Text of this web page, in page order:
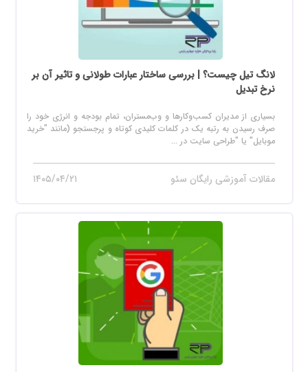
لانگ تیل چیست؟ | بررسی ساختار عبارات طولانی و تاثیر آن بر
نرخ تبدیل
بسیاری از مدیران کسب‌وکارها و وب‌مستران، تمام بودجه و انرژی خود را
صرف رسیدن به رتبه یک در کلمات کلیدی کوتاه و پرجستجو (مانند "خرید
موبایل" یا "طراحی سایت در ...
مقالات آموزشی رایگان سئو ۱۴۰۵/۰۴/۲۱